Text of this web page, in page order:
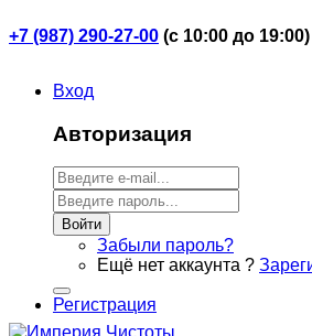
+7 (987) 290-27-00 (с 10:00 до 19:00)
Вход
Авторизация
Войти
Забыли пароль?
Ещё нет аккаунта ?
Регистрация